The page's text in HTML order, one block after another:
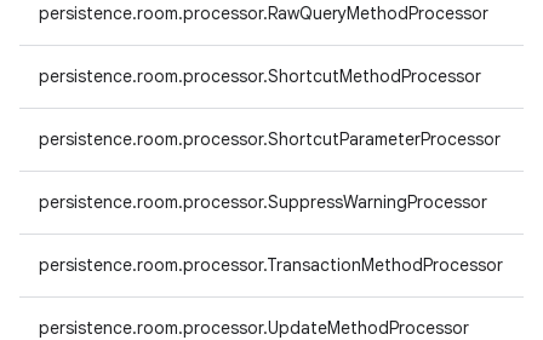
persistence.room.processor.RawQueryMethodProcessor
persistence.room.processor.ShortcutMethodProcessor
persistence.room.processor.ShortcutParameterProcessor
persistence.room.processor.SuppressWarningProcessor
persistence.room.processor.TransactionMethodProcessor
persistence.room.processor.UpdateMethodProcessor